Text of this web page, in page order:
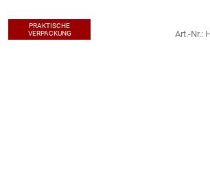
PRAKTISCHE
VERPACKUNG
Art.-Nr.: